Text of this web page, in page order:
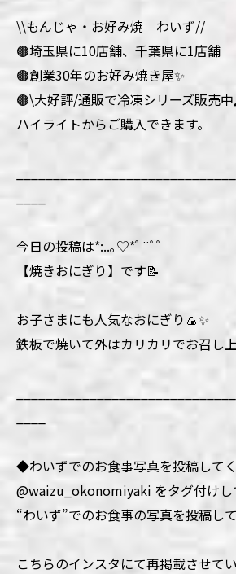
\\もんじゃ・お好み焼 わいず//
🟤埼玉県に10店舗、千葉県に1店舗
🟤創業30年のお好み焼き屋✨
🟤\大好評/通販で冷凍シリーズ販売
ハイライトからご購入できます。
今日の投稿は*:..｡♡*ﾟ¨ﾟﾟ
【焼きおにぎり】です📝
お子さまにも人気なおにぎり🍙✨
鉄板で焼いて外はカリカリでお召し
◆わいずでのお食事写真を投稿して
@waizu_okonomiyaki をタグ付けし
“わいず”でのお食事の写真を投稿し
こちらのインスタにて再掲載させて